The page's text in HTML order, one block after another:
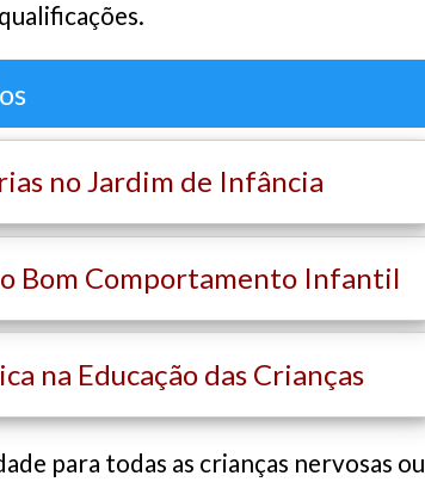
no Jardim de Infância
Bom Comportamento Infantil
na Educação das Crianças
para todas as crianças nervosas ou